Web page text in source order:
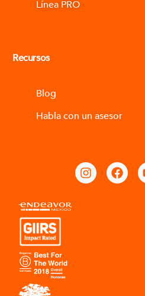
Línea PRO
Recursos
Blog
Habla con un asesor